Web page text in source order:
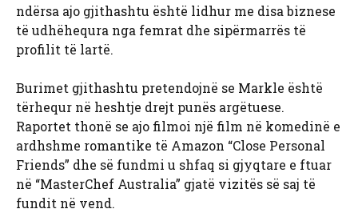
ndërsa ajo gjithashtu është lidhur me disa biznese
të udhëhequra nga femrat dhe sipërmarrës të
profilit të lartë.
Burimet gjithashtu pretendojnë se Markle është
tërhequr në heshtje drejt punës argëtuese.
Raportet thonë se ajo filmoi një film në komedinë e
ardhshme romantike të Amazon “Close Personal
Friends” dhe së fundmi u shfaq si gjyqtare e ftuar
në “MasterChef Australia” gjatë vizitës së saj të
fundit në vend.